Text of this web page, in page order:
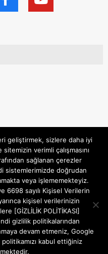
geliştirmek, sizlere daha iyi
verimli çalışmasını
sağlanan çerezler
sistemlerimizde doğrudan
veya işlememekteyiz.
6698 sayılı Kişisel Verilerin
kişisel verilerinizin
[GİZLİLİK POLİTİKASI]
gizlilik politikalarından
devam etmeniz, Google
kabul ettiğiniz